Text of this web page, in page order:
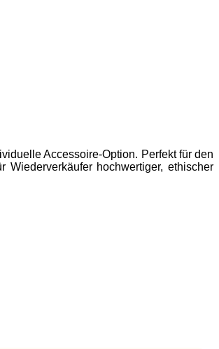
Accessoire-Option. Perfekt für den
hochwertiger, ethischer